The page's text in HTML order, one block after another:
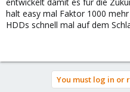
halt easy mal Faktor 1000
HDDs schnell mal auf dem
You must log in or